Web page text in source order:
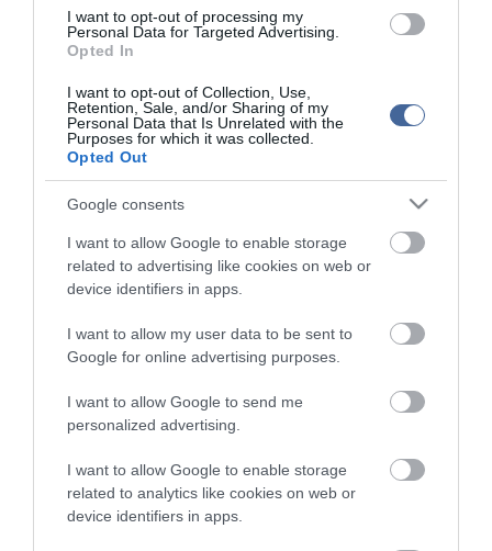
I want to opt-out of processing my
Personal Data for Targeted Advertising.
Opted In
I want to opt-out of Collection, Use,
Retention, Sale, and/or Sharing of my
Personal Data that Is Unrelated with the
Purposes for which it was collected.
Opted Out
Google consents
I want to allow Google to enable storage
related to advertising like cookies on web or
device identifiers in apps.
I want to allow my user data to be sent to
Google for online advertising purposes.
I want to allow Google to send me
personalized advertising.
I want to allow Google to enable storage
related to analytics like cookies on web or
device identifiers in apps.
ciklusokat pontosan előre jelezzék és nyomon kövessék. A kutatók
szerint ezzel csökkenthető az ütközések és a földet érő űrtörmelék
kockázata is.
Figyelem! A cikkhez hozzáfűzött hozzászólások nem a
network nézeteit tükrözik. A szerkesztőség mindössze a hírek
publikációjával foglalkozik, a kommenteket nem tudja befolyásolni
Kérjük, kulturáltan, mások személyiségi jogainak és jó hírnevének
tiszteletben tartásával kommenteljenek!
ma.hu legfrissebb hírei:
Szomjazó gólyának adott inni egy férfi Tiszakécskénél -
megható pillanatot rögzített a kamera
Megható felvétel: elpusztult borját vitte magával egy